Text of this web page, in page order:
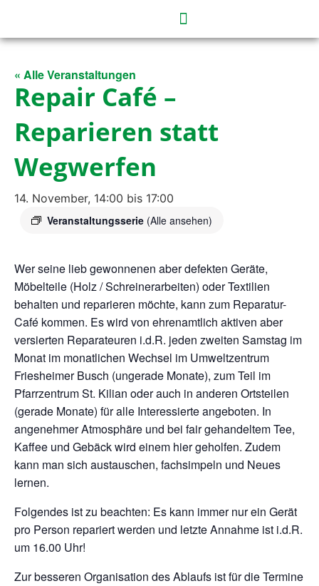
« Alle Veranstaltungen
Repair Café –
Reparieren statt
Wegwerfen
14. November, 14:00 bis 17:00
Veranstaltungsserie (Alle ansehen)
Wer seine lieb gewonnenen aber defekten Geräte,
Möbelteile (Holz / Schreinerarbeiten) oder Textilien
behalten und reparieren möchte, kann zum Reparatur-
Café kommen. Es wird von ehrenamtlich aktiven aber
versierten Reparateuren i.d.R. jeden zweiten Samstag im
Monat im monatlichen Wechsel im Umweltzentrum
Friesheimer Busch (ungerade Monate), zum Teil im
Pfarrzentrum St. Kilian oder auch in anderen Ortsteilen
(gerade Monate) für alle Interessierte angeboten. In
angenehmer Atmosphäre und bei fair gehandeltem Tee,
Kaffee und Gebäck wird einem hier geholfen. Zudem
kann man sich austauschen, fachsimpeln und Neues
lernen.
Folgendes ist zu beachten: Es kann immer nur ein Gerät
pro Person repariert werden und letzte Annahme ist i.d.R.
um 16.00 Uhr!
Zur besseren Organisation des Ablaufs ist für die Termine